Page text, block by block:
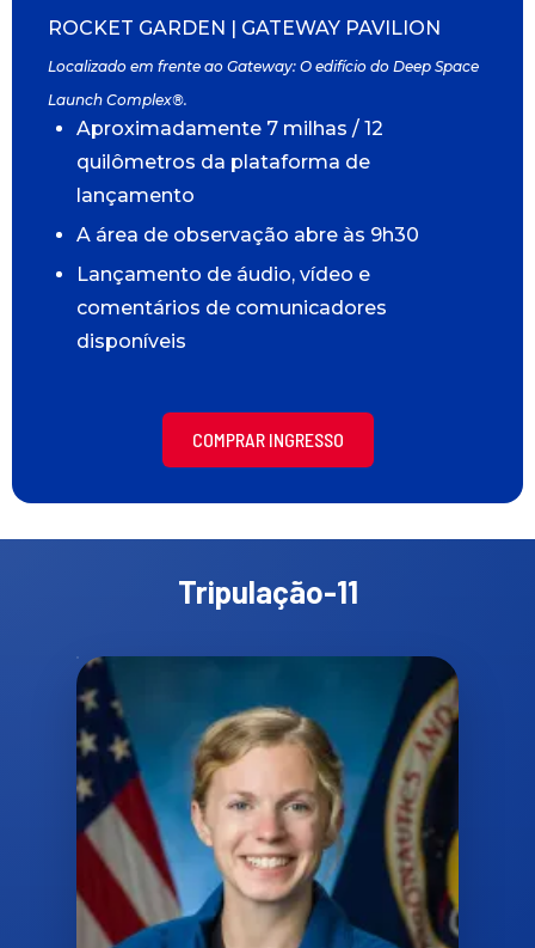
ROCKET GARDEN | GATEWAY PAVILION
Localizado em frente ao Gateway: O edifício do Deep Space
Launch Complex®.
Aproximadamente 7 milhas / 12
quilômetros da plataforma de
lançamento
A área de observação abre às 9h30
Lançamento de áudio, vídeo e
comentários de comunicadores
disponíveis
COMPRAR INGRESSO
Tripulação-11